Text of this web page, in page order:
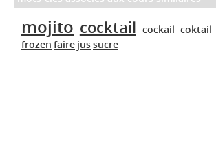
mojito cocktail cockail coktail
frozen faire jussucre